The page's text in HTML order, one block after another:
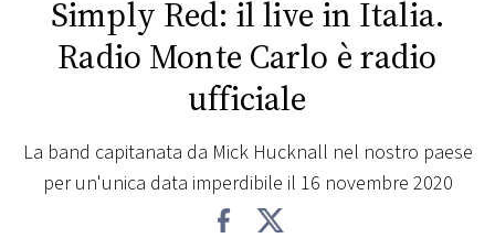
WEB
PLAYLIST
Simply Red: il live in Italia.
Radio Monte Carlo è radio
ufficiale
La band capitanata da Mick Hucknall nel nostro paese
per un'unica data imperdibile il 16 novembre 2020